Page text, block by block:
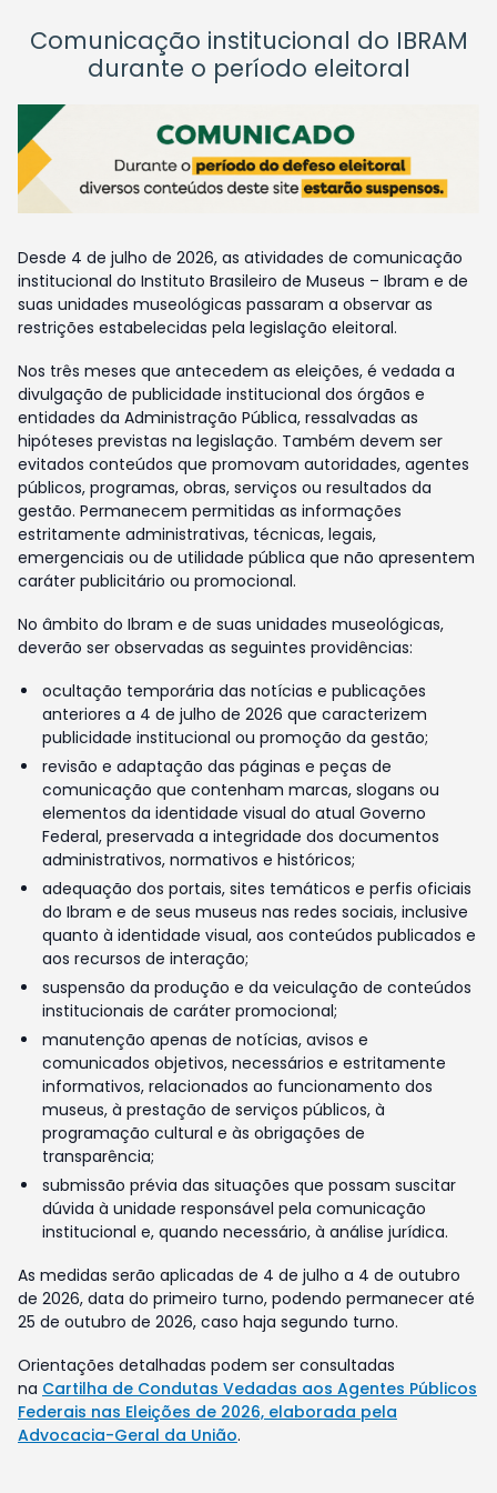
Comunicação institucional do IBRAM
durante o período eleitoral
Desde 4 de julho de 2026, as atividades de comunicação
institucional do Instituto Brasileiro de Museus – Ibram e de
suas unidades museológicas passaram a observar as
restrições estabelecidas pela legislação eleitoral.
Nos três meses que antecedem as eleições, é vedada a
divulgação de publicidade institucional dos órgãos e
entidades da Administração Pública, ressalvadas as
hipóteses previstas na legislação. Também devem ser
evitados conteúdos que promovam autoridades, agentes
públicos, programas, obras, serviços ou resultados da
gestão. Permanecem permitidas as informações
estritamente administrativas, técnicas, legais,
emergenciais ou de utilidade pública que não apresentem
caráter publicitário ou promocional.
No âmbito do Ibram e de suas unidades museológicas,
deverão ser observadas as seguintes providências:
ocultação temporária das notícias e publicações
anteriores a 4 de julho de 2026 que caracterizem
publicidade institucional ou promoção da gestão;
revisão e adaptação das páginas e peças de
comunicação que contenham marcas, slogans ou
elementos da identidade visual do atual Governo
Federal, preservada a integridade dos documentos
administrativos, normativos e históricos;
adequação dos portais, sites temáticos e perfis oficiais
do Ibram e de seus museus nas redes sociais, inclusive
quanto à identidade visual, aos conteúdos publicados e
aos recursos de interação;
suspensão da produção e da veiculação de conteúdos
institucionais de caráter promocional;
manutenção apenas de notícias, avisos e
comunicados objetivos, necessários e estritamente
informativos, relacionados ao funcionamento dos
museus, à prestação de serviços públicos, à
programação cultural e às obrigações de
transparência;
submissão prévia das situações que possam suscitar
dúvida à unidade responsável pela comunicação
institucional e, quando necessário, à análise jurídica.
As medidas serão aplicadas de 4 de julho a 4 de outubro
de 2026, data do primeiro turno, podendo permanecer até
25 de outubro de 2026, caso haja segundo turno.
Orientações detalhadas podem ser consultadas
na Cartilha de Condutas Vedadas aos Agentes Públicos
Federais nas Eleições de 2026, elaborada pela
Advocacia-Geral da União.